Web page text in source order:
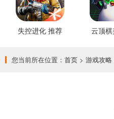
失控进化 推荐
您当前所在位置： 首页 > 游戏攻略